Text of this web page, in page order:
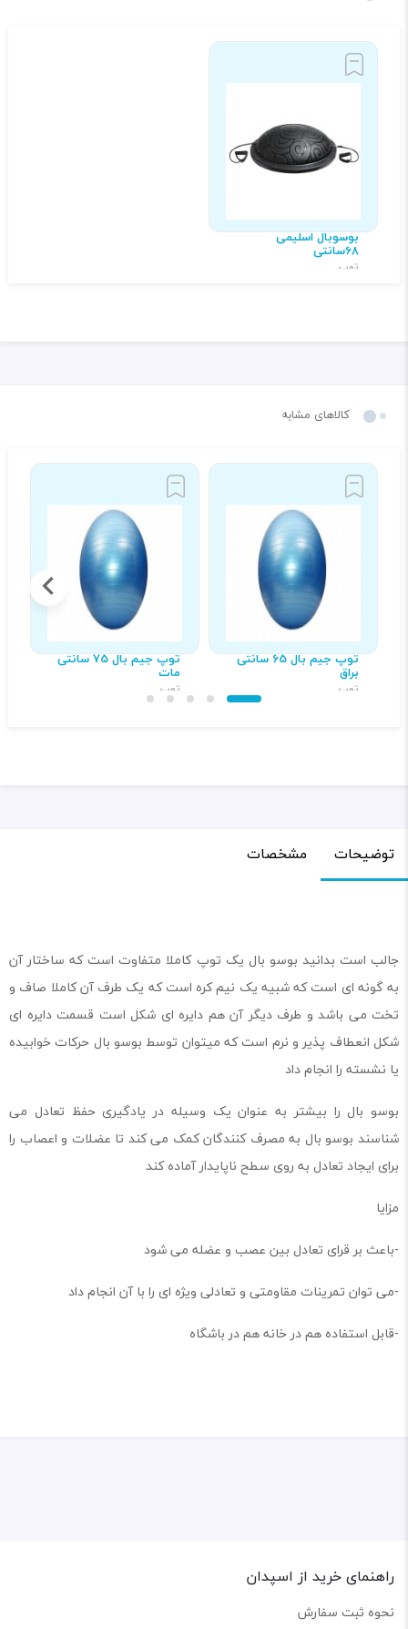
بوسوبال اسلیمی
68سانتی
توپ
کالاهای مشابه
توپ جیم بال 65 سانتی
براق
توپ
توپ جیم بال 75 سانتی
مات
توپ
توضیحات مشخصات
جالب است بدانید بوسو بال یک توپ کاملا متفاوت است که ساختار آن
به گونه ای است که شبیه یک نیم کره است که یک طرف آن کاملا صاف و
تخت می باشد و طرف دیگر آن هم دایره ای شکل است قسمت دایره ای
شکل انعطاف پذیر و نرم است که میتوان توسط بوسو بال حرکات خوابیده
یا نشسته را انجام داد
بوسو بال را بیشتر به عنوان یک وسیله در یادگیری حفظ تعادل می
شناسند بوسو بال به مصرف کنندگان کمک می کند تا عضلات و اعصاب را
برای ایجاد تعادل به روی سطح ناپایدار آماده کند
مزایا
-باعث بر قرای تعادل بین عصب و عضله می شود
-می توان تمرینات مقاومتی و تعادلی ویژه ای را با آن انجام داد
-قابل استفاده هم در خانه هم در باشگاه
راهنمای خرید از اسپدان
نحوه ثبت سفارش